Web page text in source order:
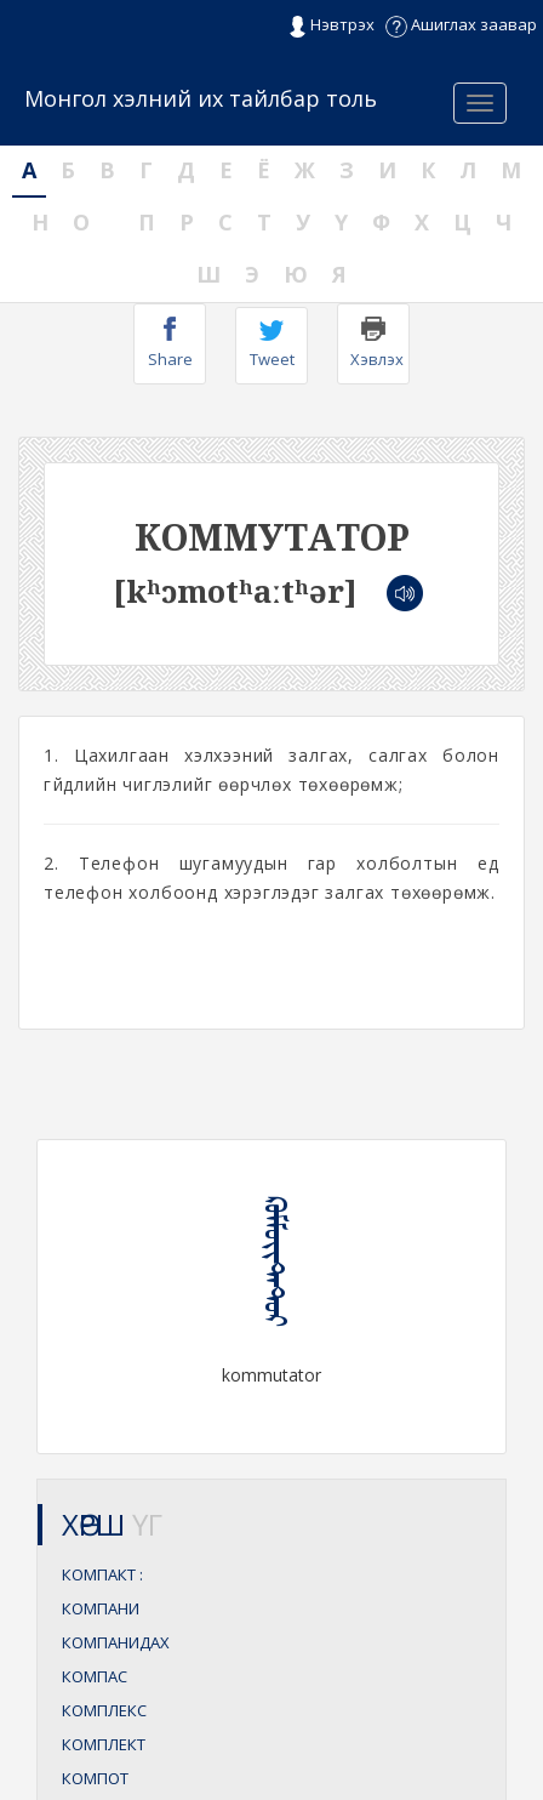
Нэвтрэх Ашиглах заавар
Menu
Монгол хэлний их тайлбар толь
А Б В Г Д Е Ё Ж З И К Л
М
Н
О П Р С Т У Ү Ф Х Ц
Ч
Ш
Э Ю Я
Share Tweet Хэвлэх
КОММУТАТОР
[kʰɔmotʰaːtʰər]
1. Цахилгаан хэлхээний залгах, салгах болон
гүйдлийн чиглэлийг өөрчлөх төхөөрөмж;
2. Телефон шугамуудын гар холболтын үед
телефон холбоонд хэрэглэдэг залгах төхөөрөмж.
ᠺᠣᠮᠮᠦᠢᠲ᠋ᠠᠲ᠋ᠤᠷ
kommutator
ХӨРШ ҮГ
КОМПАКТ :
КОМПАНИ
КОМПАНИДАХ
КОМПАС
КОМПЛЕКС
КОМПЛЕКТ
КОМПОТ